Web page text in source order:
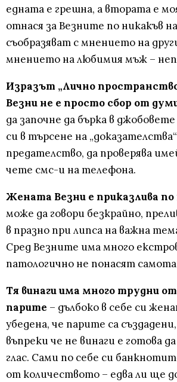
едната е грешна, а втората е
отнася за Везните по никакъв
съобразяват с мнението на
мнението на любимия мъж –
Изразът „Лично
Везни не е просто сбор от
да започне да бърка в
си в търсене на
предателство, да проверява
чете смс-и на телефона.
Жената Везни е приказлива по
може да говори безкрайно,
в празно при липса на важна
Сред Везните има много
патологично не понасят
Тя винаги има много трудни
парите – дълбоко в себе си
убедена, че парите са
въпреки че не винаги е готова
глас. Сами по себе си
от количеството – едва ли ще